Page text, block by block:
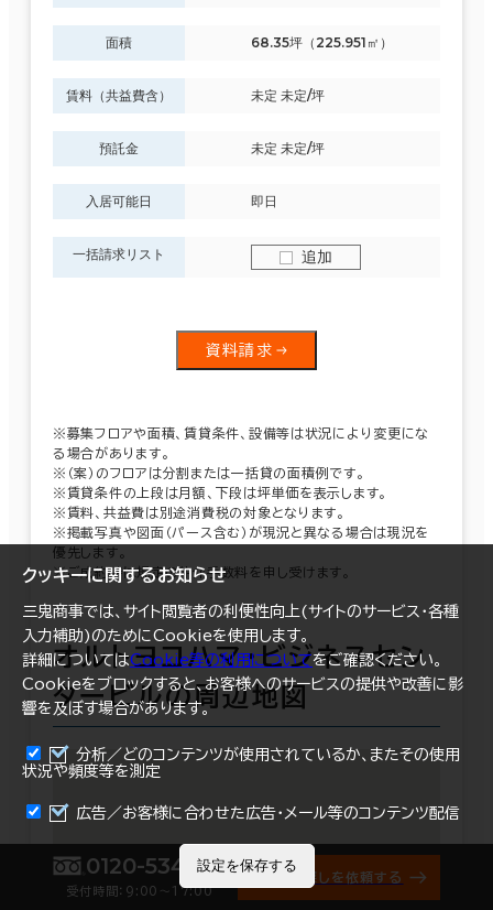
面積 68.35坪（225.951㎡）
賃料（共益費含） 未定 未定/坪
預託金 未定 未定/坪
入居可能日 即日
一括請求リスト 追加
資料請求
※募集フロアや面積、賃貸条件、設備等は状況により変更にな
る場合があります。
※（案）のフロアは分割または一括貸の面積例です。
※賃貸条件の上段は月額、下段は坪単価を表示します。
※賃料、共益費は別途消費税の対象となります。
※掲載写真や図面（パース含む）が現況と異なる場合は現況を
優先します。
※ご成約時は規定の仲介手数料を申し受けます。
オルトヨコハマ・ビジネスセン
タービルの周辺地図
まとめて資料請求
0120-534-011
受付時間：9:00〜17:00
オフィス探しを依頼する
クッキーに関するお知らせ
三鬼商事では、サイト閲覧者の利便性向上(サイトのサービス・各種
入力補助)のためにCookieを使用します。
詳細についてはCookie等の利用についてをご確認ください。
Cookieをブロックすると、お客様へのサービスの提供や改善に影
響を及ぼす場合があります。
分析／どのコンテンツが使用されているか、またその使用
状況や頻度等を測定
広告／お客様に合わせた広告・メール等のコンテンツ配信
設定を保存する